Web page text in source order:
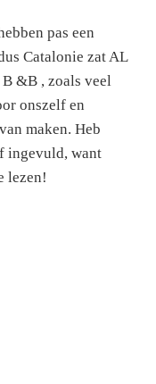
pas een
Catalonie zat AL
&B , zoals veel
onszelf en
maken. Heb
ingevuld, want
lezen!